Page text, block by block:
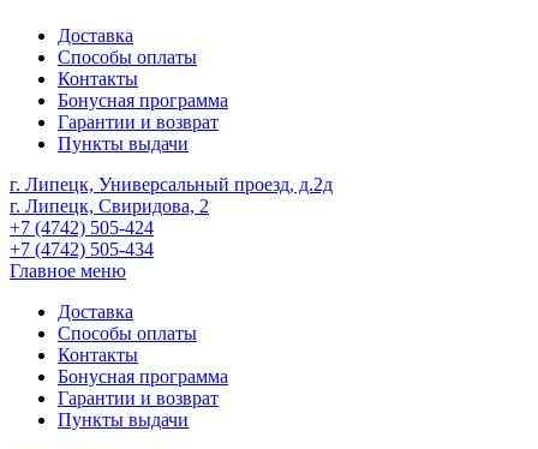
Доставка
Способы оплаты
Контакты
Бонусная программа
Гарантии и возврат
Пункты выдачи
г. Липецк, Универсальный проезд, д.2д
г. Липецк, Свиридова, 2
+7 (4742) 505-424
+7 (4742) 505-434
Главное меню
Доставка
Способы оплаты
Контакты
Бонусная программа
Гарантии и возврат
Пункты выдачи